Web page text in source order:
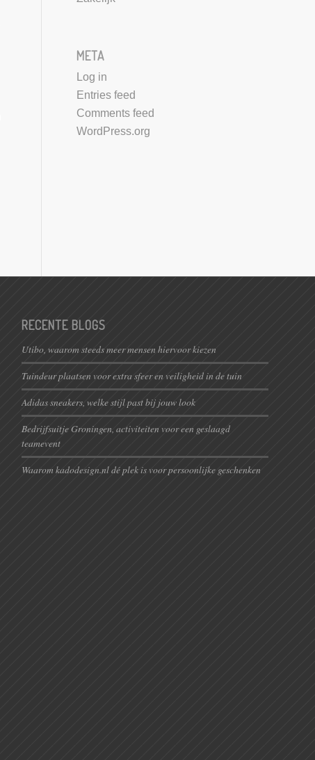
META
Log in
Entries feed
Comments feed
WordPress.org
RECENTE BLOGS
Utibo, waarom steeds meer mensen hiervoor kiezen
Tuindeur plaatsen voor extra sfeer en veiligheid in de tuin
Adidas sneakers, welke stijl past bij jouw look
Bedrijfsuitje Groningen, activiteiten voor een geslaagd
teamevent
Waarom kadodesign.nl dé plek is voor persoonlijke geschenken